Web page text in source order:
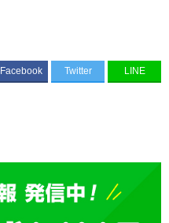
Facebook Twitter LINE